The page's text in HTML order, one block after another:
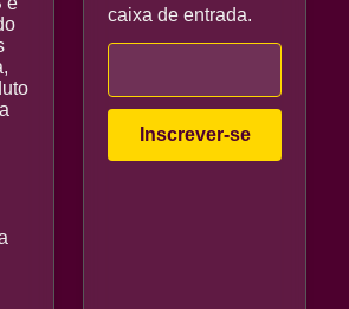
caixa de entrada.